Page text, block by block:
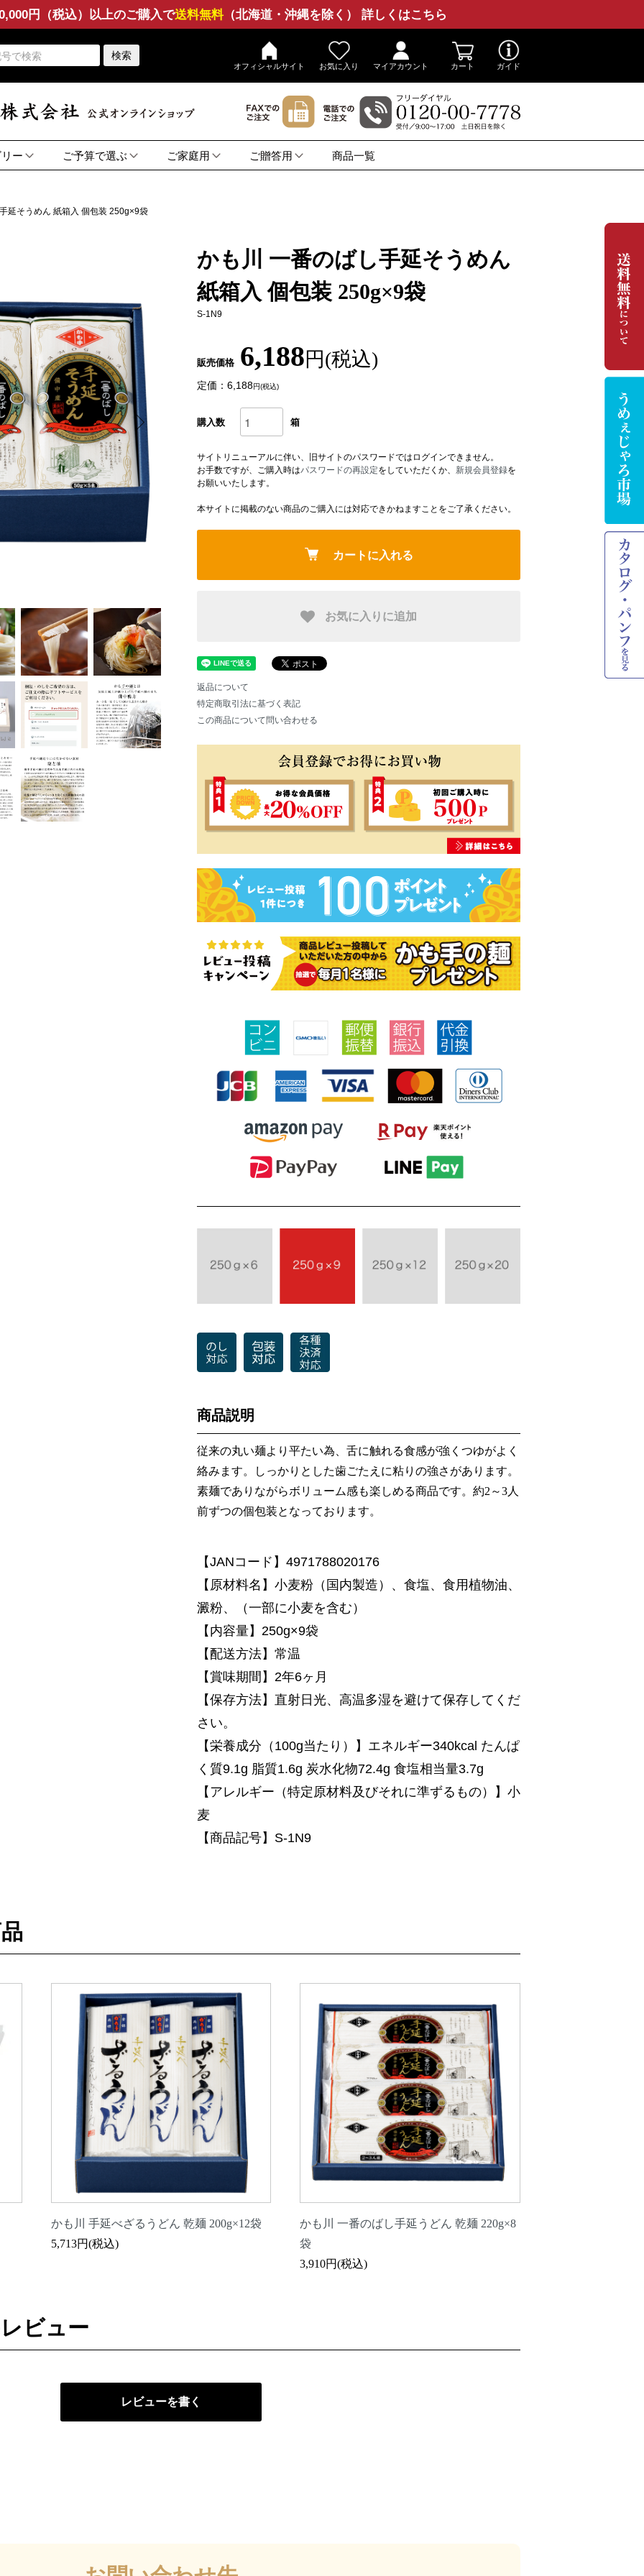
円（税込）以上のご購入で送料無料（北海道・沖縄を除く） 詳しくはこちら
検索
オフィシャルサイト お気に入り マイアカウント カート ガイド
ー ご予算で選ぶ ご家庭用 ご贈答用 商品一覧
延そうめん 紙箱入 個包装 250g×9袋
かも川 一番のばし手延そうめん
紙箱入 個包装 250g×9袋
S-1N9
販売価格 6,188円(税込)
定価：6,188円(税込)
購入数 箱
サイトリニューアルに伴い、旧サイトのパスワードではログインできません。
お手数ですが、ご購入時はパスワードの再設定をしていただくか、 新規会員登録を
お願いいたします。
本サイトに掲載のない商品のご購入には対応できかねますことをご了承ください。
カートに入れる
お気に入りに追加
返品について
特定商取引法に基づく表記
この商品について問い合わせる
商品説明
従来の丸い麺より平たい為、舌に触れる食感が強くつゆがよく
絡みます。しっかりとした歯ごたえに粘りの強さがあります。
素麺でありながらボリューム感も楽しめる商品です。約2～3人
前ずつの個包装となっております。
【JANコード】4971788020176
【原材料名】小麦粉（国内製造）、食塩、食用植物油、
澱粉、（一部に小麦を含む）
【内容量】250g×9袋
【配送方法】常温
【賞味期間】2年6ヶ月
【保存方法】直射日光、高温多湿を避けて保存してくだ
さい。
【栄養成分（100g当たり）】エネルギー340kcal たんぱ
く質9.1g 脂質1.6g 炭水化物72.4g 食塩相当量3.7g
【アレルギー（特定原材料及びそれに準ずるもの）】小
麦
【商品記号】S-1N9
かも川 手延べざるうどん 乾麺 200g×12袋
5,713円(税込)
かも川 一番のばし手延うどん 乾麺 220g×8
袋
3,910円(税込)
ビュー
レビューを書く